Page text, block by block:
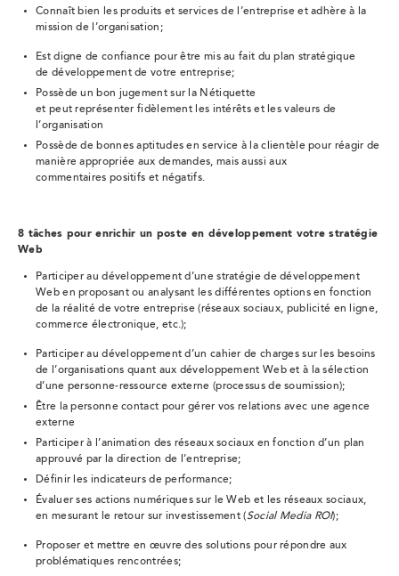
Connaît bien les produits et services de l’entreprise et adhère à la
mission de l’organisation;
Est digne de confiance pour être mis au fait du plan stratégique
de développement de votre entreprise;
Possède un bon jugement sur la Nétiquette
et peut représenter fidèlement les intérêts et les valeurs de
l’organisation
Possède de bonnes aptitudes en service à la clientèle pour réagir de
manière appropriée aux demandes, mais aussi aux
commentaires positifs et négatifs.
8 tâches pour enrichir un poste en développement votre stratégie
Web
Participer au développement d’une stratégie de développement
Web en proposant ou analysant les différentes options en fonction
de la réalité de votre entreprise (réseaux sociaux, publicité en ligne,
commerce électronique, etc.);
Participer au développement d’un cahier de charges sur les besoins
de l’organisations quant aux développement Web et à la sélection
d’une personne-ressource externe (processus de soumission);
Être la personne contact pour gérer vos relations avec une agence
externe
Participer à l’animation des réseaux sociaux en fonction d’un plan
approuvé par la direction de l’entreprise;
Définir les indicateurs de performance;
Évaluer ses actions numériques sur le Web et les réseaux sociaux,
en mesurant le retour sur investissement (Social Media ROI);
Proposer et mettre en œuvre des solutions pour répondre aux
problématiques rencontrées;